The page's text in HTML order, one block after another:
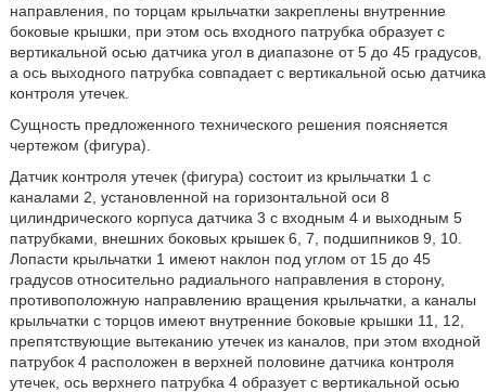
направления, по торцам крыльчатки закреплены внутренние
боковые крышки, при этом ось входного патрубка образует с
вертикальной осью датчика угол в диапазоне от 5 до 45 градусов,
а ось выходного патрубка совпадает с вертикальной осью датчика
контроля утечек.
Сущность предложенного технического решения поясняется
чертежом (фигура).
Датчик контроля утечек (фигура) состоит из крыльчатки 1 с
каналами 2, установленной на горизонтальной оси 8
цилиндрического корпуса датчика 3 с входным 4 и выходным 5
патрубками, внешних боковых крышек 6, 7, подшипников 9, 10.
Лопасти крыльчатки 1 имеют наклон под углом от 15 до 45
градусов относительно радиального направления в сторону,
противоположную направлению вращения крыльчатки, а каналы
крыльчатки с торцов имеют внутренние боковые крышки 11, 12,
препятствующие вытеканию утечек из каналов, при этом входной
патрубок 4 расположен в верхней половине датчика контроля
утечек, ось верхнего патрубка 4 образует с вертикальной осью